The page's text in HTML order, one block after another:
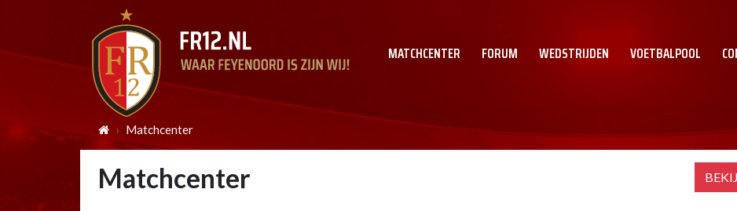
MATCHCENTER FORUM WEDSTRIJDEN VOETBALPOOL
Matchcenter
Matchcenter